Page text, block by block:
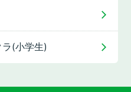
ラ(小学生)